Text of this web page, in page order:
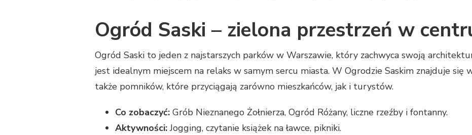
Ogród Saski – zielona przestrzeń w
Ogród Saski to jeden z najstarszych parków w Warszawie, który zachwyca swoją
jest idealnym miejscem na relaks w samym sercu miasta. W Ogrodzie Saskim znajduje się
także pomników, które przyciągają zarówno mieszkańców, jak i turystów.
Co zobaczyć: Grób Nieznanego Żołnierza, Ogród Różany, liczne rzeźby i fontanny.
Aktywności:Jogging, czytanie książek na ławce, pikniki.